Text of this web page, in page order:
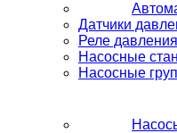
Датчики
Реле давления
Насосные
Насосные